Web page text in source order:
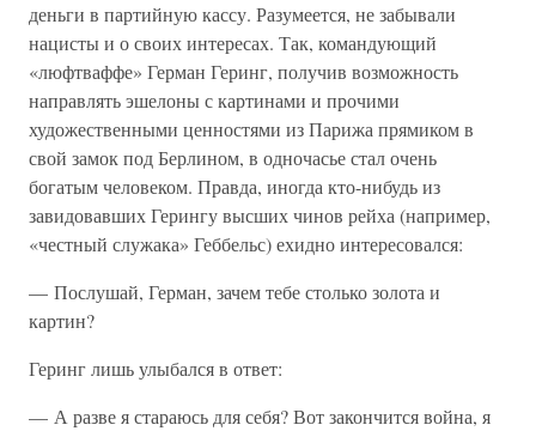
деньги в партийную кассу. Разумеется, не забывали
нацисты и о своих интересах. Так, командующий
«люфтваффе» Герман Геринг, получив возможность
направлять эшелоны с картинами и прочими
художественными ценностями из Парижа прямиком в
свой замок под Берлином, в одночасье стал очень
богатым человеком. Правда, иногда кто-нибудь из
завидовавших Герингу высших чинов рейха (например,
«честный служака» Геббельс) ехидно интересовался:
— Послушай, Герман, зачем тебе столько золота и
картин?
Геринг лишь улыбался в ответ:
— А разве я стараюсь для себя? Вот закончится война, я